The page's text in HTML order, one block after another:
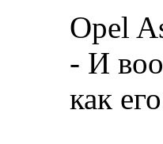
Opel
- И
как